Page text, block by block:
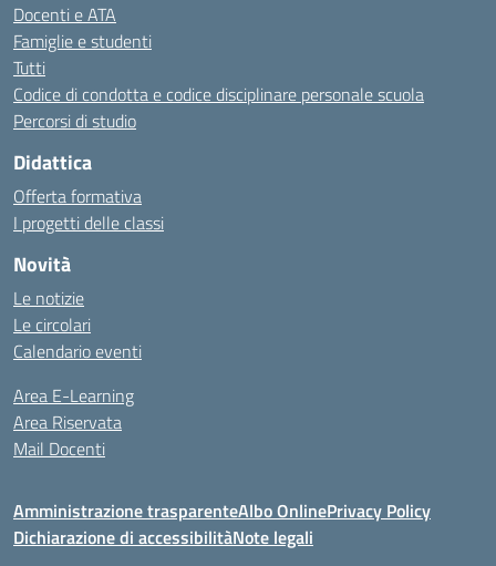
Docenti e ATA
Famiglie e studenti
Tutti
Codice di condotta e codice disciplinare personale scuola
Percorsi di studio
Didattica
Offerta formativa
I progetti delle classi
Novità
Le notizie
Le circolari
Calendario eventi
Area E-Learning
Area Riservata
Mail Docenti
Amministrazione trasparenteAlbo OnlinePrivacy Policy
Dichiarazione di accessibilitàNote legali